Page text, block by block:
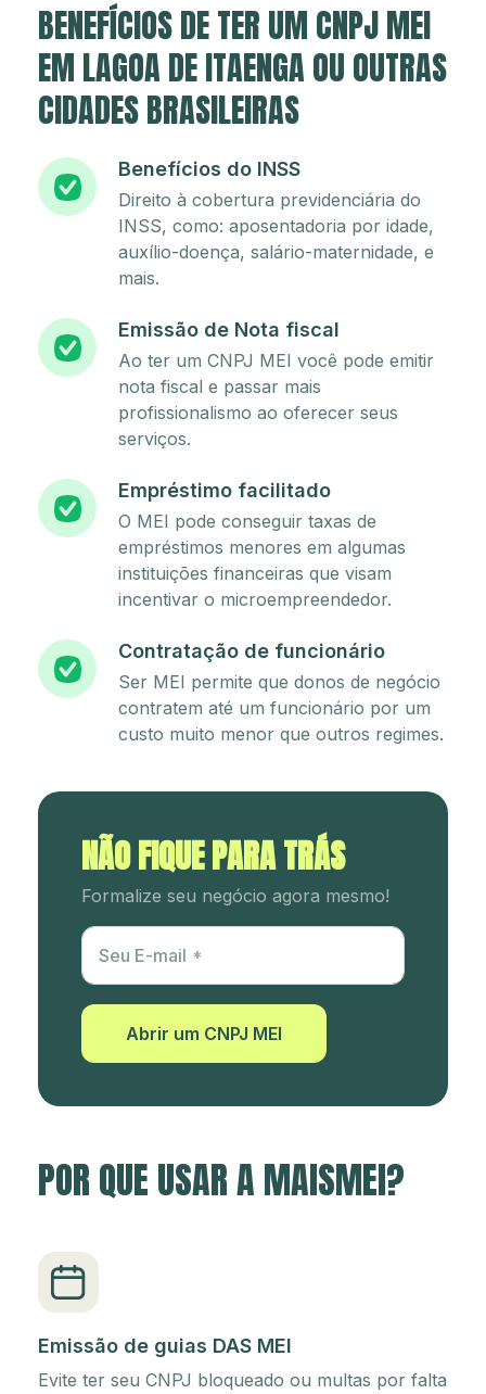
BENEFÍCIOS DE TER UM CNPJ MEI
EM LAGOA DE ITAENGA OU OUTRAS
CIDADES BRASILEIRAS
Benefícios do INSS
Direito à cobertura previdenciária do
INSS, como: aposentadoria por idade,
auxílio-doença, salário-maternidade, e
mais.
Emissão de Nota fiscal
Ao ter um CNPJ MEI você pode emitir
nota fiscal e passar mais
profissionalismo ao oferecer seus
serviços.
Empréstimo facilitado
O MEI pode conseguir taxas de
empréstimos menores em algumas
instituições financeiras que visam
incentivar o microempreendedor.
Contratação de funcionário
Ser MEI permite que donos de negócio
contratem até um funcionário por um
custo muito menor que outros regimes.
NÃO FIQUE PARA TRÁS
Formalize seu negócio agora mesmo!
Utm Content
Seu E-mail
Abrir um CNPJ MEI
POR QUE USAR A MAISMEI?
Emissão de guias DAS MEI
Evite ter seu CNPJ bloqueado ou multas por falta